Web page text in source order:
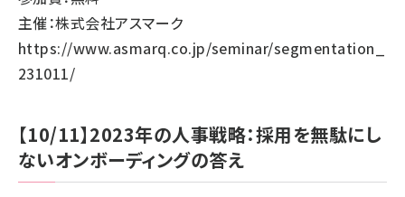
主催：株式会社アスマーク
https://www.asmarq.co.jp/seminar/segmentation_
231011/
【10/11】2023年の人事戦略：採用を無駄にし
ないオンボーディングの答え